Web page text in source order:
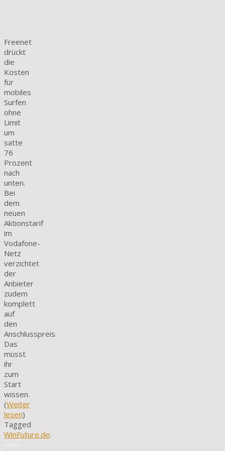
Freenet
drückt
die
Kosten
für
mobiles
Surfen
ohne
Limit
um
satte
76
Prozent
nach
unten.
Bei
dem
neuen
Aktionstarif
im
Vodafone-
Netz
verzichtet
der
Anbieter
zudem
komplett
auf
den
Anschlusspreis.
Das
müsst
ihr
zum
Start
wissen.
(Weiter
lesen)
Tagged
WinFuture.de.